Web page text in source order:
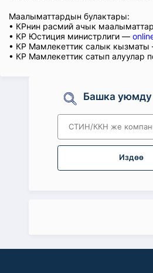
Маалыматтардын булактары:
• КРнин расмий ачык
• КР Юстиция министрлиги —
• КР Мамлекеттик салык
• КР Мамлекеттик сатып алуулар
Башка уюмду
Издөө